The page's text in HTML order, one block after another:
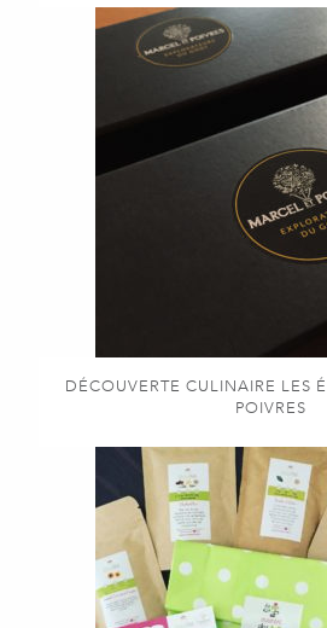
DÉCOUVERTE CULINAIRE LES
POIVRES